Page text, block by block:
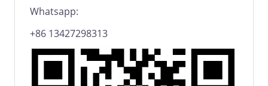
Whatsapp:
+86 13427298313